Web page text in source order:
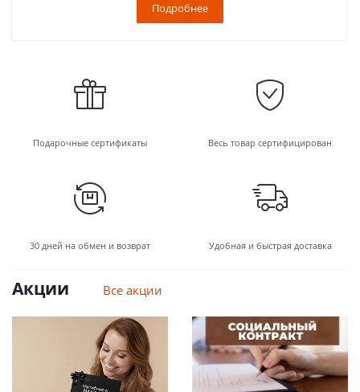
Подробнее
Подарочные сертификаты Весь товар сертифицирован
30 дней на обмен и возврат Удобная и быстрая доставка
Акции Все акции